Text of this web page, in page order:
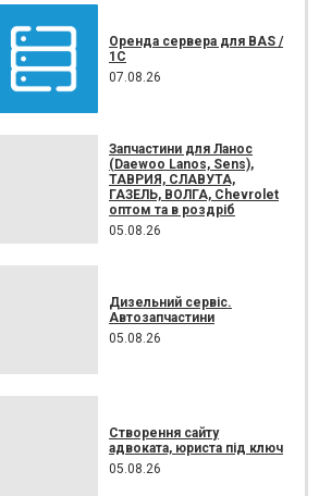
Оренда сервера для BAS /
1C
07.08.26
Запчастини для Ланос
(Daewoo Lanos, Sens),
ТАВРИЯ, СЛАВУТА,
ГАЗЕЛЬ, ВОЛГА, Chevrolet
оптом та в роздріб
05.08.26
Дизельний сервіс.
Автозапчастини
05.08.26
Створення сайту
адвоката, юриста під ключ
05.08.26